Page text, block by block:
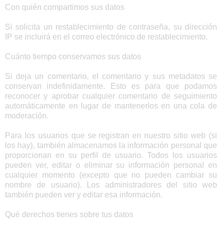
Con quién compartimos sus datos
Si solicita un restablecimiento de contraseña, su dirección
IP se incluirá en el correo electrónico de restablecimiento.
Cuánto tiempo conservamos sus datos
Si deja un comentario, el comentario y sus metadatos se
conservan indefinidamente. Esto es para que podamos
reconocer y aprobar cualquier comentario de seguimiento
automáticamente en lugar de mantenerlos en una cola de
moderación.
Para los usuarios que se registran en nuestro sitio web (si
los hay), también almacenamos la información personal que
proporcionan en su perfil de usuario. Todos los usuarios
pueden ver, editar o eliminar su información personal en
cualquier momento (excepto que no pueden cambiar su
nombre de usuario). Los administradores del sitio web
también pueden ver y editar esa información.
Qué derechos tienes sobre tus datos